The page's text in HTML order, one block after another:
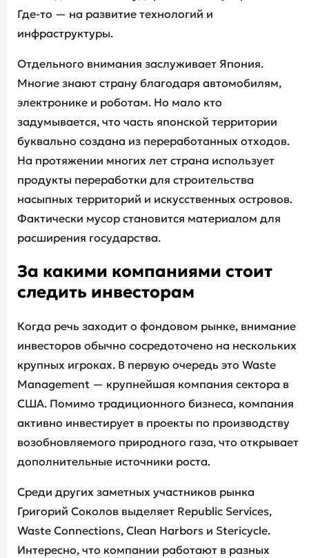
Где-то — на развитие технологий и
инфраструктуры.
Отдельного внимания заслуживает Япония.
Многие знают страну благодаря автомобилям,
электронике и роботам. Но мало кто
задумывается, что часть японской территории
буквально создана из переработанных отходов.
На протяжении многих лет страна использует
продукты переработки для строительства
насыпных территорий и искусственных островов.
Фактически мусор становится материалом для
расширения государства.
За какими компаниями стоит
следить инвесторам
Когда речь заходит о фондовом рынке, внимание
инвесторов обычно сосредоточено на нескольких
крупных игроках. В первую очередь это Waste
Management — крупнейшая компания сектора в
США. Помимо традиционного бизнеса, компания
активно инвестирует в проекты по производству
возобновляемого природного газа, что открывает
дополнительные источники роста.
Среди других заметных участников рынка
Григорий Соколов выделяет Republic Services,
Waste Connections, Clean Harbors и Stericycle.
Интересно, что компании работают в разных